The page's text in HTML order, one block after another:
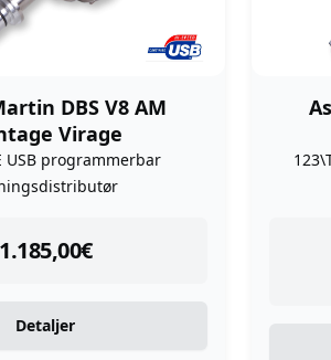
DBS V8 AM
Virage
USB programmerbar
1.185,00€
instock
Detaljer